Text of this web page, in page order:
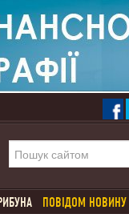
ПОВІДОМ НОВИНУ